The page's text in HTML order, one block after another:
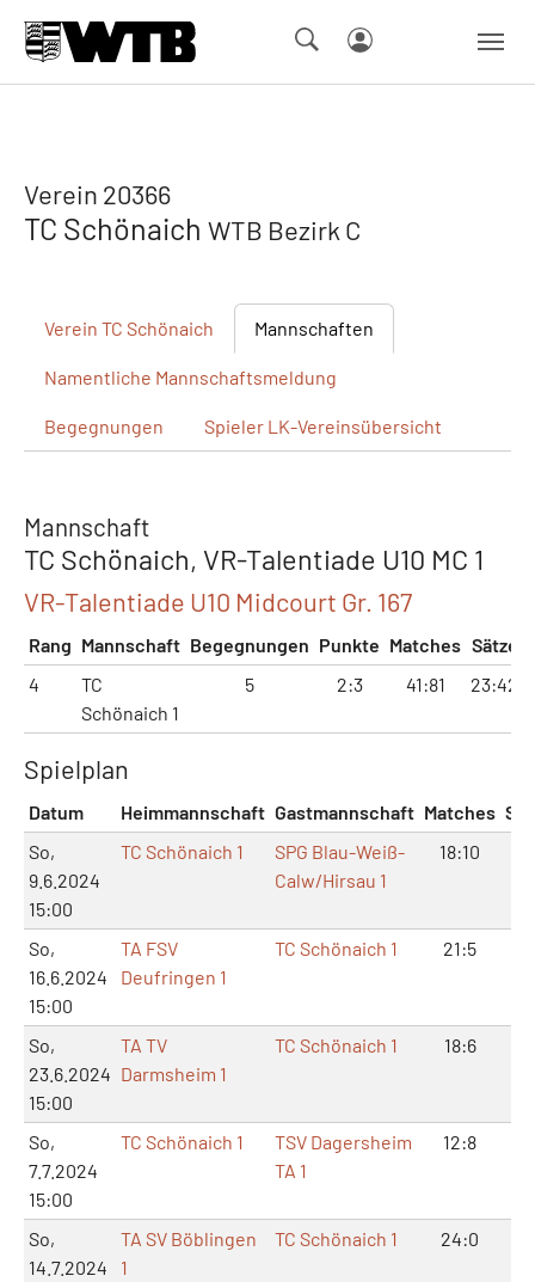
Verein 20366
TC Schönaich WTB Bezirk C
Verein TC Schönaich Mannschaften
Namentliche Mannschaftsmeldung
Begegnungen Spieler LK-Vereinsübersicht
Mannschaft
TC Schönaich, VR-Talentiade U10 MC 1
VR-Talentiade U10 Midcourt Gr. 167
Rang Mannschaft Begegnungen Punkte Matches Sätze
4
TC
Schönaich 1
5 2:3 41:81 23:42
Spielplan
Datum Heimmannschaft Gastmannschaft Matches
So,
9.6.2024
15:00
TC Schönaich 1
SPG Blau-Weiß-
Calw/Hirsau 1
18:10
So,
16.6.2024
15:00
TA FSV
Deufringen 1
TC Schönaich 1 21:5
So,
23.6.2024
15:00
TA TV
Darmsheim 1
TC Schönaich 1 18:6
So,
7.7.2024
15:00
TC Schönaich 1
TSV Dagersheim
TA 1
12:8
So,
14.7.2024
TA SV Böblingen
1
TC Schönaich 1 24:0